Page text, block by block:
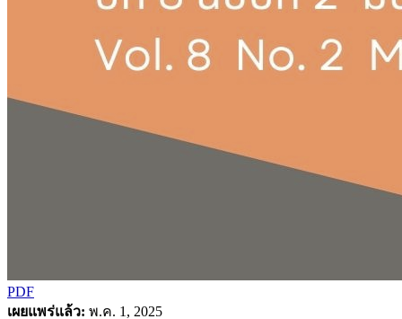
PDF
เผยแพร่แล้ว: พ.ค. 1, 2025